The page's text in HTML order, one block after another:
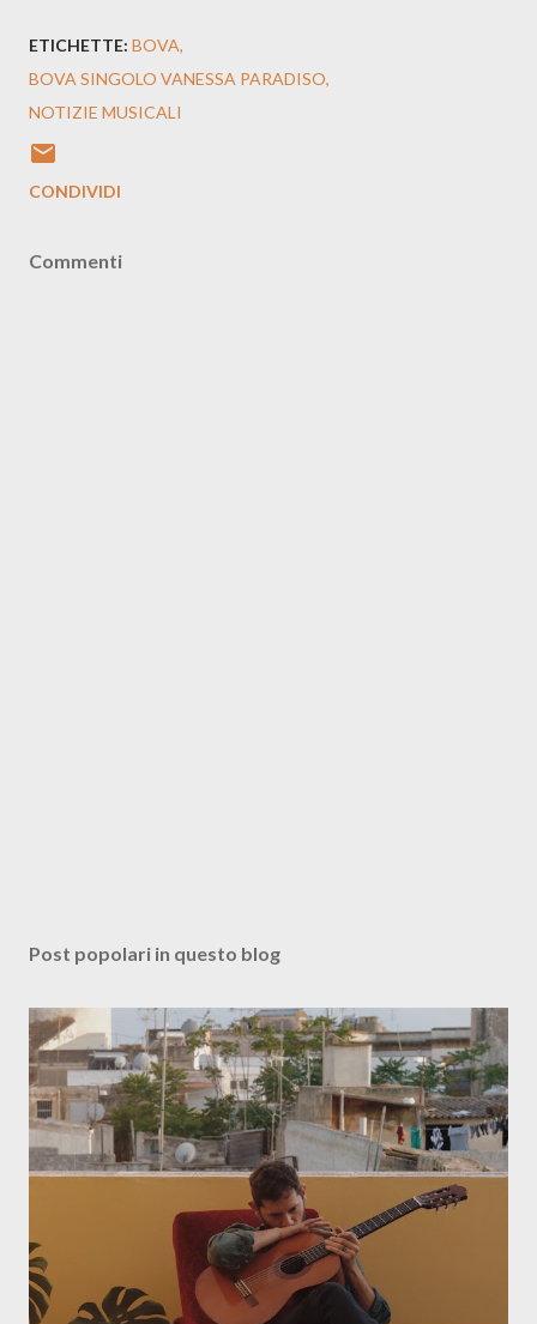
ETICHETTE: BOVA
BOVA SINGOLO VANESSA PARADISO
NOTIZIE MUSICALI
CONDIVIDI
Commenti
Post popolari in questo blog